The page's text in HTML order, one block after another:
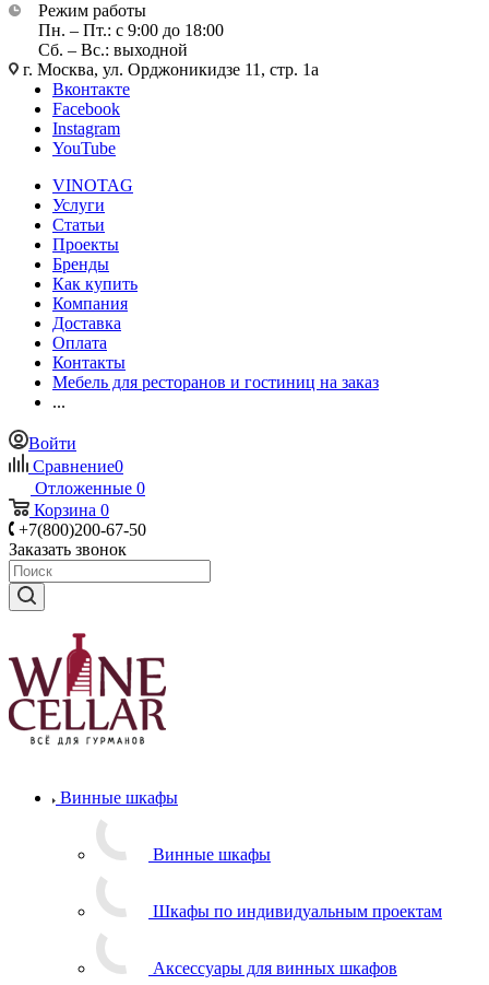
Режим работы
Пн. – Пт.: с 9:00 до 18:00
Сб. – Вс.: выходной
г. Москва, ул. Орджоникидзе 11, стр. 1а
Вконтакте
Facebook
Instagram
YouTube
VINOTAG
Услуги
Статьи
Проекты
Бренды
Как купить
Компания
Доставка
Оплата
Контакты
Мебель для ресторанов и гостиниц на заказ
...
Войти
Сравнение0
Отложенные 0
Корзина 0
+7(800)200-67-50
Заказать звонок
Винные шкафы
Винные шкафы
Шкафы по индивидуальным проектам
Аксессуары для винных шкафов